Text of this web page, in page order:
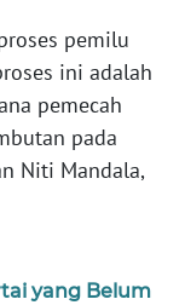
pemilu
ini adalah
pemecah
pada
Niti Mandala,
yang Belum